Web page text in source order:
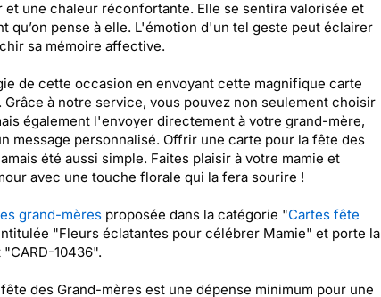
et une chaleur réconfortante. Elle se sentira valorisée et
qu’on pense à elle. L'émotion d'un tel geste peut éclairer
sa mémoire affective.
de cette occasion en envoyant cette magnifique carte
Grâce à notre service, vous pouvez non seulement choisir
également l'envoyer directement à votre grand-mère,
message personnalisé. Offrir une carte pour la fête des
été aussi simple. Faites plaisir à votre mamie et
avec une touche florale qui la fera sourire !
grand-mèresproposée dans la catégorie "Cartes fête
"Fleurs éclatantes pour célébrer Mamie" et porte la
10436".
des Grand-mères est une dépense minimum pour une